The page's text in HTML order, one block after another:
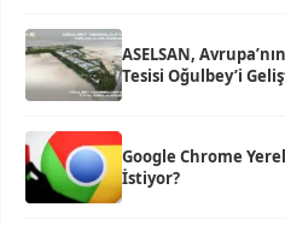
ASELSAN,
Tesisi Oğulbey’i
Google Chrome
İstiyor?